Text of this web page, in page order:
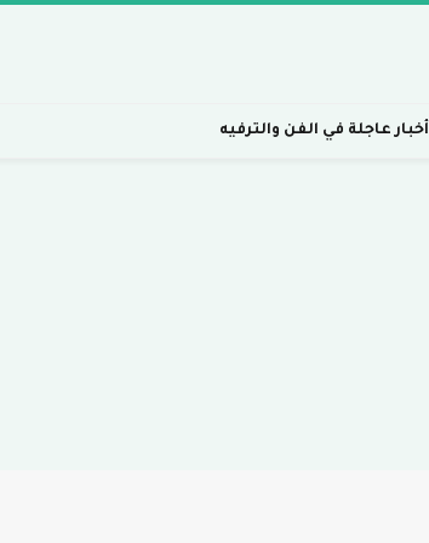
أخبار عاجلة في الفن والترفيه